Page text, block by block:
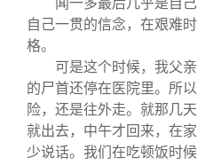
闻一多最后几乎是自
自己一贯的信念，在艰难
格。
可是这个时候，我父
的尸首还停在医院里。所
险，还是往外走。就那几
就出去，中午才回来，在
少说话。我们在吃顿饭时